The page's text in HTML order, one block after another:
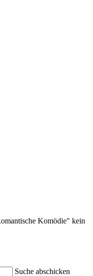
Komödie" kein
Suche abschicken